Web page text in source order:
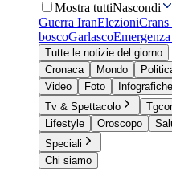
Mostra tuttiNascondi
Guerra IranElezioniCrans
boscoGarlasco
Tutte le notizie del giorno
Cronaca
Mondo
Video
Foto Infografiche
Tv & Spettacolo
Lifestyle
Oroscopo
Speciali
Chi siamo